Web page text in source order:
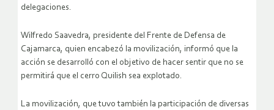
delegaciones.
Wilfredo Saavedra, presidente del Frente de Defensa de
Cajamarca, quien encabezó la movilización, informó que la
acción se desarrolló con el objetivo de hacer sentir que no se
permitirá que el cerro Quilish sea explotado.
La movilización, que tuvo también la participación de diversas